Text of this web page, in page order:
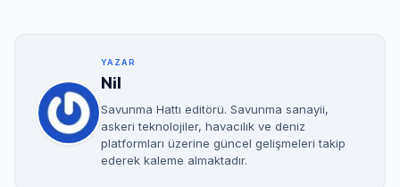
YAZAR
Nil
Savunma Hattı editörü. Savunma sanayii,
askeri teknolojiler, havacılık ve deniz
platformları üzerine güncel gelişmeleri takip
ederek kaleme almaktadır.